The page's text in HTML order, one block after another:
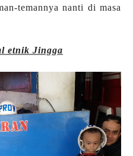
temannya nanti di masa
etnik Jingga